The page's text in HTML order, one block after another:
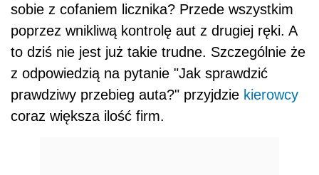
sobie z cofaniem licznika? Przede wszystkim
poprzez wnikliwą kontrolę aut z drugiej ręki. A
to dziś nie jest już takie trudne. Szczególnie że
z odpowiedzią na pytanie "Jak sprawdzić
prawdziwy przebieg auta?" przyjdzie kierowcy
coraz większa ilość firm.